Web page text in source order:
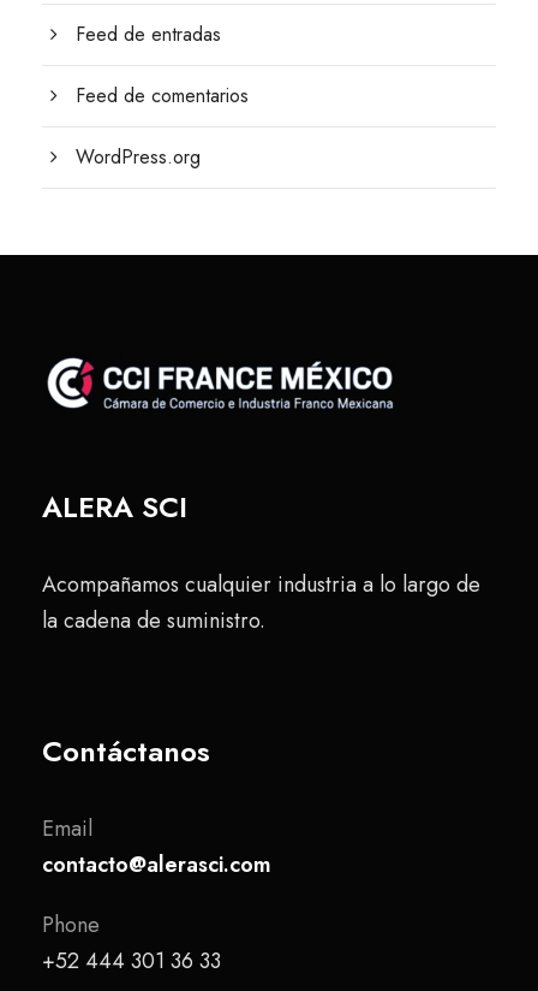
Feed de entradas
Feed de comentarios
WordPress.org
ALERA SCI
Acompañamos cualquier industria a lo largo de
la cadena de suministro.
Contáctanos
Email
contacto@alerasci.com
Phone
+52 444 301 36 33